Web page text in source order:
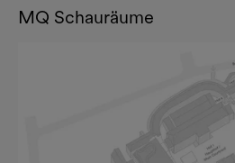
MQ Schauräume